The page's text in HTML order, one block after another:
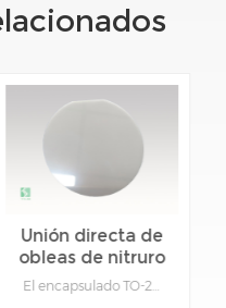
Unión directa de
obleas de nitruro
de aluminio
El encapsulado TO-220 es un "encapsulado de potencia" diseñado para semiconductores de potencia y un ejemplo de diseño de orificio pasante en lugar de tecnología de montaje superficial. Los encapsulados TO-220 pueden montarse en un disipador de calor (cerámica de nitruro de aluminio) para disipar varios vatios de calor residual. En un "disipador de calor infinito", este puede ser de 50 W o más. 1.Material: nitruro de aluminio. 2. Función: aislamiento y disipación de calor cerámico. 3.Tipo:Cerámica. 4.Color:Gris. 5.Se puede personalizar: sí, proporcione dibujos para productos específicos.